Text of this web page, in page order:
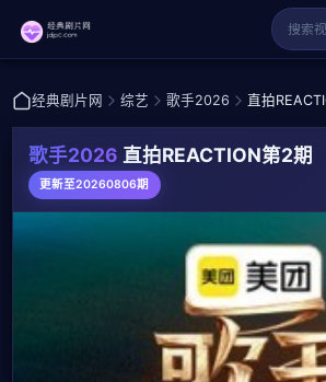
经典剧片网 综艺 歌手2026 直拍
歌手2026 直拍REACTION第2期
更新至20260806期